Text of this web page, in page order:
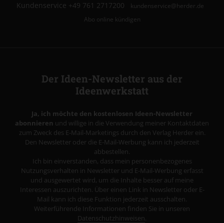
Kundenservice +49 761 2717200
kundenservice@herder.de
Abo online kündigen
Der Ideen-Newsletter aus der
Ideenwerkstatt
Ja, ich möchte den kostenlosen Ideen-Newsletter
abonnieren und willige in die Verwendung meiner Kontaktdaten
zum Zweck des E-Mail-Marketings durch den Verlag Herder ein.
Den Newsletter oder die E-Mail-Werbung kann ich jederzeit
abbestellen.
Ich bin einverstanden, dass mein personenbezogenes
Nutzungsverhalten in Newsletter und E-Mail-Werbung erfasst
und ausgewertet wird, um die Inhalte besser auf meine
Interessen auszurichten. Über einen Link in Newsletter oder E-
Mail kann ich diese Funktion jederzeit ausschalten.
Weiterführende Informationen finden Sie in unseren
Datenschutzhinweisen.